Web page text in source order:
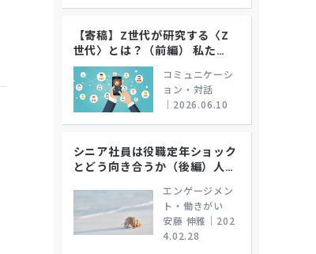
【寄稿】Z世代が研究する〈Z
世代〉とは？（前編） 私た…
コミュニケーシ
ョン・対話
2026.06.10
シニア社員は役職定年ショック
とどう向き合うか（後編）人…
エンゲージメン
ト・働きがい
安藤 伸雅 ｜ 202
4.02.28